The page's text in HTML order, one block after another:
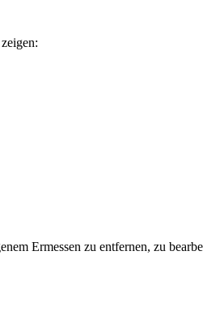
Ermessen zu entfernen, zu